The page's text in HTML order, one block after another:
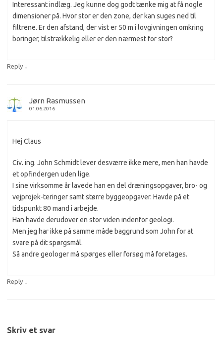
Interessant indlæg. Jeg kunne dog godt tænke mig at få nogle
dimensioner på. Hvor stor er den zone, der kan suges ned til
filtrene. Er den afstand, der vist er 50 m i lovgivningen omkring
boringer, tilstrækkelig eller er den nærmest for stor?
Reply ↓
Jørn Rasmussen
01.06.2016
Hej Claus
Civ. ing. John Schmidt lever desværre ikke mere, men han havde
et opfindergen uden lige.
I sine virksomme år lavede han en del dræningsopgaver, bro- og
vejprojek-teringer samt større byggeopgaver. Havde på et
tidspunkt 80 mand i arbejde.
Han havde derudover en stor viden indenfor geologi.
Men jeg har ikke på samme måde baggrund som John for at
svare på dit spørgsmål.
Så andre geologer må spørges eller forsøg må foretages.
Reply ↓
Skriv et svar